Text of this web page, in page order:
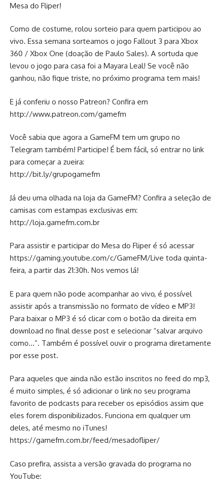
Mesa do Fliper!
Como de costume, rolou sorteio para quem participou ao
vivo. Essa semana sorteamos o jogo Fallout 3 para Xbox
360 / Xbox One (doação de Paulo Sales). A sortuda que
levou o jogo para casa foi a Mayara Leal! Se você não
ganhou, não fique triste, no próximo programa tem mais!
E já conferiu o nosso Patreon? Confira em
http://www.patreon.com/gamefm
Você sabia que agora a GameFM tem um grupo no
Telegram também! Participe! É bem fácil, só entrar no link
para começar a zueira:
http://bit.ly/grupogamefm
Já deu uma olhada na loja da GameFM? Confira a seleção de
camisas com estampas exclusivas em:
http://loja.gamefm.com.br
Para assistir e participar do Mesa do Fliper é só acessar
https://gaming.youtube.com/c/GameFM/Live toda quinta-
feira, a partir das 21:30h. Nos vemos lá!
E para quem não pode acompanhar ao vivo, é possível
assistir após a transmissão no formato de vídeo e MP3!
Para baixar o MP3 é só clicar com o botão da direita em
download no final desse post e selecionar “salvar arquivo
como…”. Também é possível ouvir o programa diretamente
por esse post.
Para aqueles que ainda não estão inscritos no feed do mp3,
é muito simples, é só adicionar o link no seu programa
favorito de podcasts para receber os episódios assim que
eles forem disponibilizados. Funciona em qualquer um
deles, até mesmo no iTunes!
https://gamefm.com.br/feed/mesadofliper/
Caso prefira, assista a versão gravada do programa no
YouTube: